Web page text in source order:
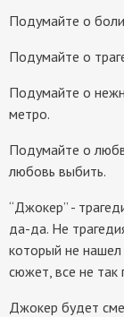
Подумайте о
Подумайте о
Подумайте о
метро.
Подумайте о
любовь выбить.
“Джокер” -
да-да. Не
который не
сюжет, все не так
Джокер будет